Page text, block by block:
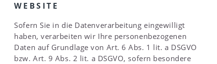
WEBSITE
Sofern Sie in die Datenverarbeitung eingewilligt
haben, verarbeiten wir Ihre personenbezogenen
Daten auf Grundlage von Art. 6 Abs. 1 lit. a DSGVO
bzw. Art. 9 Abs. 2 lit. a DSGVO, sofern besondere